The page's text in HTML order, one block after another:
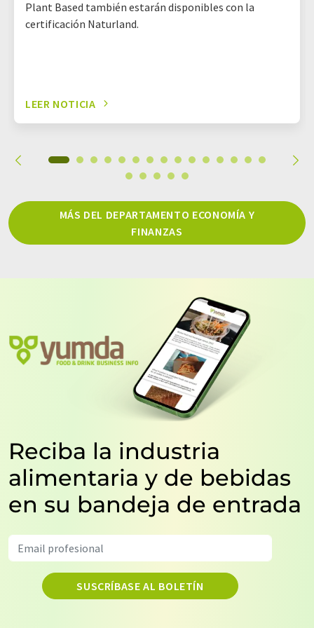
Plant Based también estarán disponibles con la
certificación Naturland.
LEER NOTICIA
MÁS DEL DEPARTAMENTO ECONOMÍA Y
FINANZAS
Reciba la industria
alimentaria y de bebidas
en su bandeja de entrada
SUSCRÍBASE AL BOLETÍN